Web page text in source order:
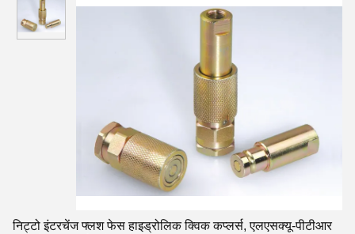
निट्टो इंटरचेंज फ्लश फेस हाइड्रोलिक क्विक कप्लर्स, एलएसक्यू-पीटीआर